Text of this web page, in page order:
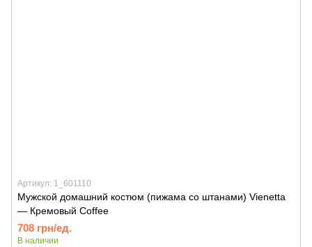
Артикул: 1_601110
Мужской домашний костюм (пижама со штанами) Vienetta
— Кремовый Coffee
708 грн/ед.
В наличии